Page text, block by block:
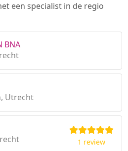
een specialist in de regio
BNA
Utrecht
1 review